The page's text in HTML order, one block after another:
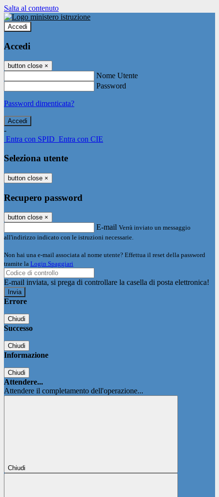
Salta al contenuto
Accedi
Accedi
button close ×
Nome Utente
Password
Password dimenticata?
-
Entra con SPID Entra con CIE
Seleziona utente
button close ×
Recupero password
button close ×
E-mail Verrà inviato un messaggio
all'indirizzo indicato con le istruzioni necessarie.
Non hai una e-mail associata al nome utente? Effettua il reset della password
tramite la Login Spaggiari
E-mail inviata, si prega di controllare la casella di posta elettronica!
Errore
Chiudi
Successo
Chiudi
Informazione
Chiudi
Attendere...
Attendere il completamento dell'operazione...
Chiudi